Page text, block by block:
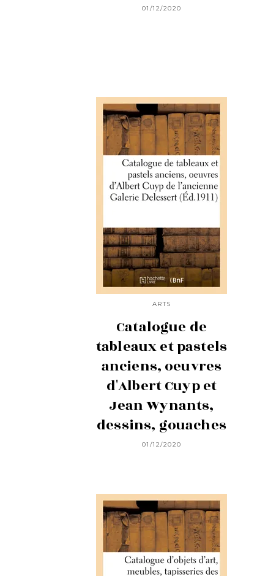
01/12/2020
ARTS
Catalogue de
tableaux et pastels
anciens, oeuvres
d'Albert Cuyp et
Jean Wynants,
dessins, gouaches
01/12/2020